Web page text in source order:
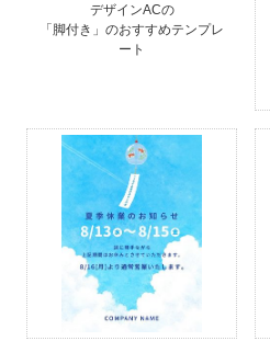
デザインACの
「脚付き」のおすすめテンプレ
ート